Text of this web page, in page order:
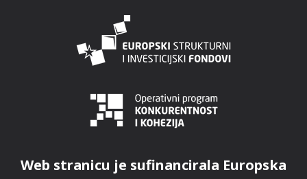
Web stranicu je sufinancirala Europska